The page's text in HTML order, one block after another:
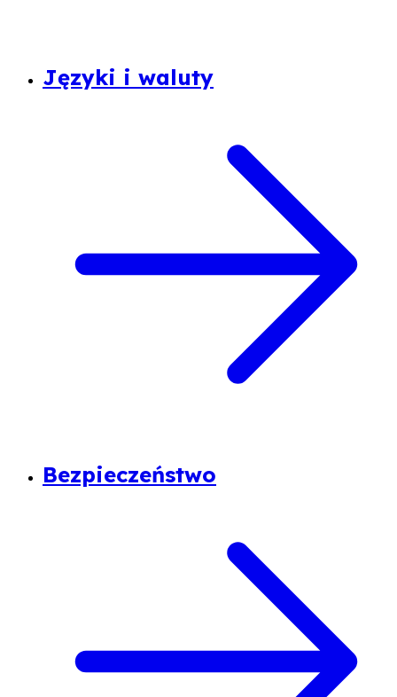
Języki i waluty
Bezpieczeństwo